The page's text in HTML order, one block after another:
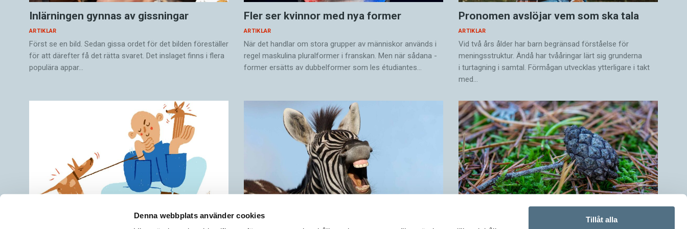
Denna webbplats använder cookies
Tillåt alla
Inlärningen gynnas av gissningar
ARTIKLAR
Först se en bild. Sedan gissa ordet för det bilden föreställer
för att därefter få det rätta svaret. Det inslaget finns i flera
populära appar…
Fler ser kvinnor med nya former
ARTIKLAR
När det handlar om stora grupper av människor används i
regel maskulina pluralformer i franskan. Men när sådana ­
former ersätts av dubbel­former som les étudiantes…
Pronomen avslöjar vem som ska tala
ARTIKLAR
Vid två års ålder har barn begränsad förståelse för
meningsstruktur. Ändå har tvååringar lärt sig grunderna
i turtagning i samtal. Förmågan utvecklas ytterligare i takt
med…